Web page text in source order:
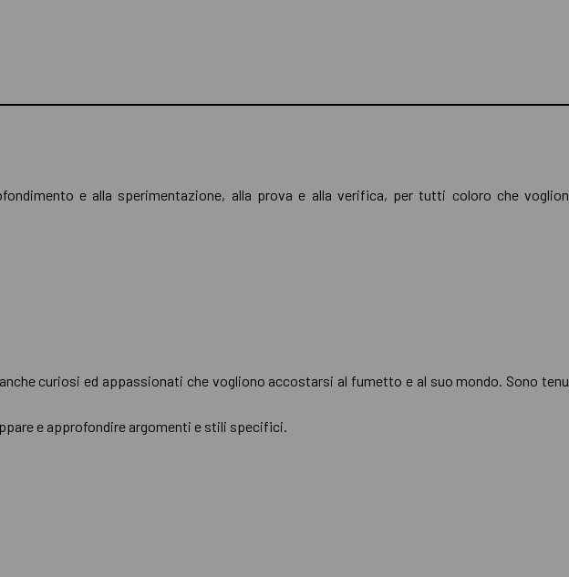
e alla sperimentazione, alla prova e alla verifica, per tutti coloro che
curiosi ed appassionati che vogliono accostarsi al fumetto e al suo mondo. Sono
e approfondire argomenti e stili specifici.